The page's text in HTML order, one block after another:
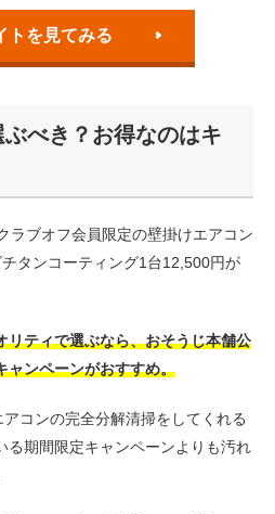
を見てみる
べき？お得なのはキ
ラブオフ会員限定の壁掛けエアコン
チタンコーティング1台12,500円が
リティで選ぶなら、おそうじ本舗公
ャンペーンがおすすめ。
コンの完全分解清掃をしてくれる
る期間限定キャンペーンよりも汚れ